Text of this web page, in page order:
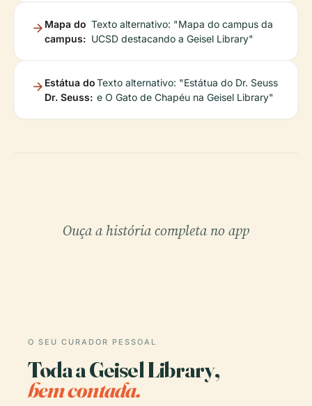
Mapa do
campus:
Texto alternativo: "Mapa do campus da
UCSD destacando a Geisel Library"
Estátua do
Dr. Seuss:
Texto alternativo: "Estátua do Dr. Seuss
e O Gato de Chapéu na Geisel Library"
Ouça a história completa no app
O SEU CURADOR PESSOAL
Toda a Geisel Library,
bem contada.